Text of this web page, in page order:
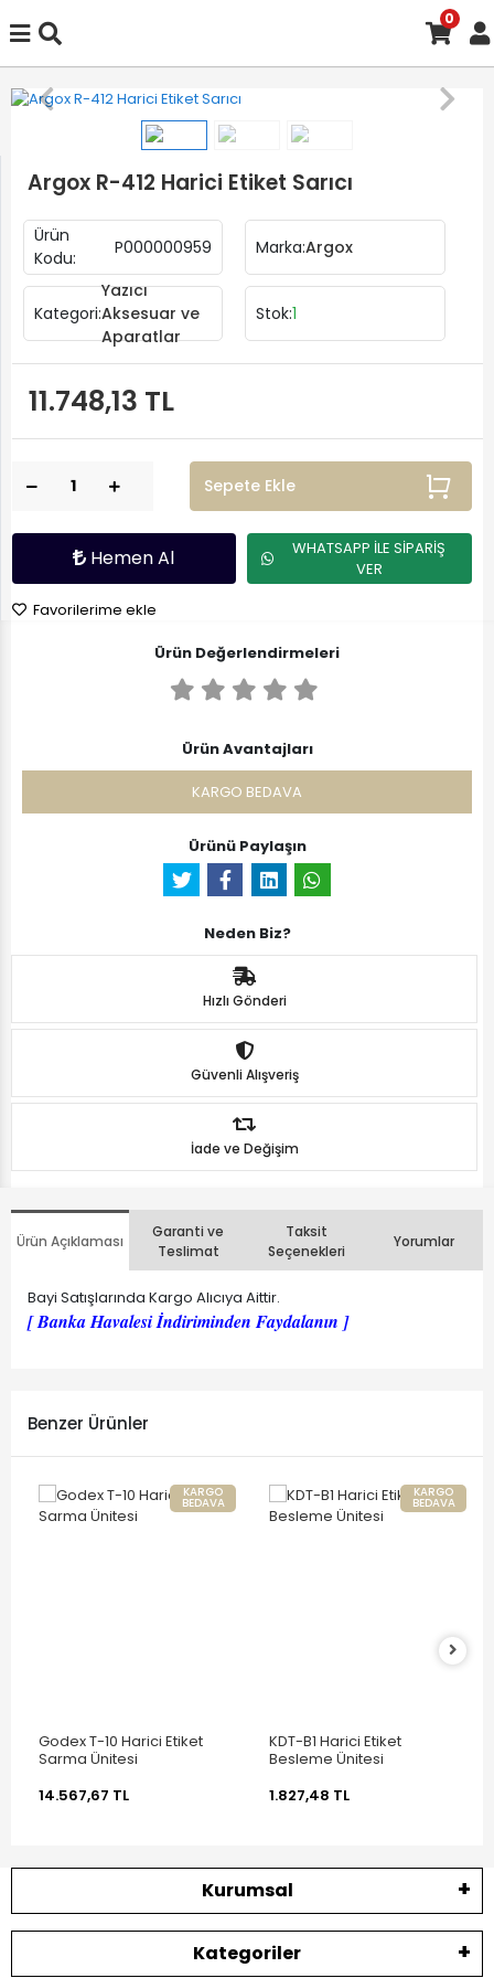
0
Argox R-412 Harici Etiket Sarıcı
Ürün
Kodu:
P000000959 Marka:Argox
Kategori:
Yazıcı
Aksesuar ve
Aparatlar
Stok:1
11.748,13 TL
Sepete Ekle
Hemen Al
WHATSAPP İLE SİPARİŞ
VER
Favorilerime ekle
Ürün Değerlendirmeleri
Ürün Avantajları
KARGO BEDAVA
Ürünü Paylaşın
Neden Biz?
Hızlı Gönderi
Güvenli Alışveriş
İade ve Değişim
Ürün Açıklaması
Garanti ve
Teslimat
Taksit
Seçenekleri
Yorumlar
Bayi Satışlarında Kargo Alıcıya Aittir.
[ Banka Havalesi İndiriminden Faydalanın ]
Benzer Ürünler
KARGO
BEDAVA
Godex T-10 Harici Etiket
Sarma Ünitesi
14.567,67 TL
KARGO
BEDAVA
KDT-B1 Harici Etiket
Besleme Ünitesi
1.827,48 TL
Kurumsal
Kategoriler